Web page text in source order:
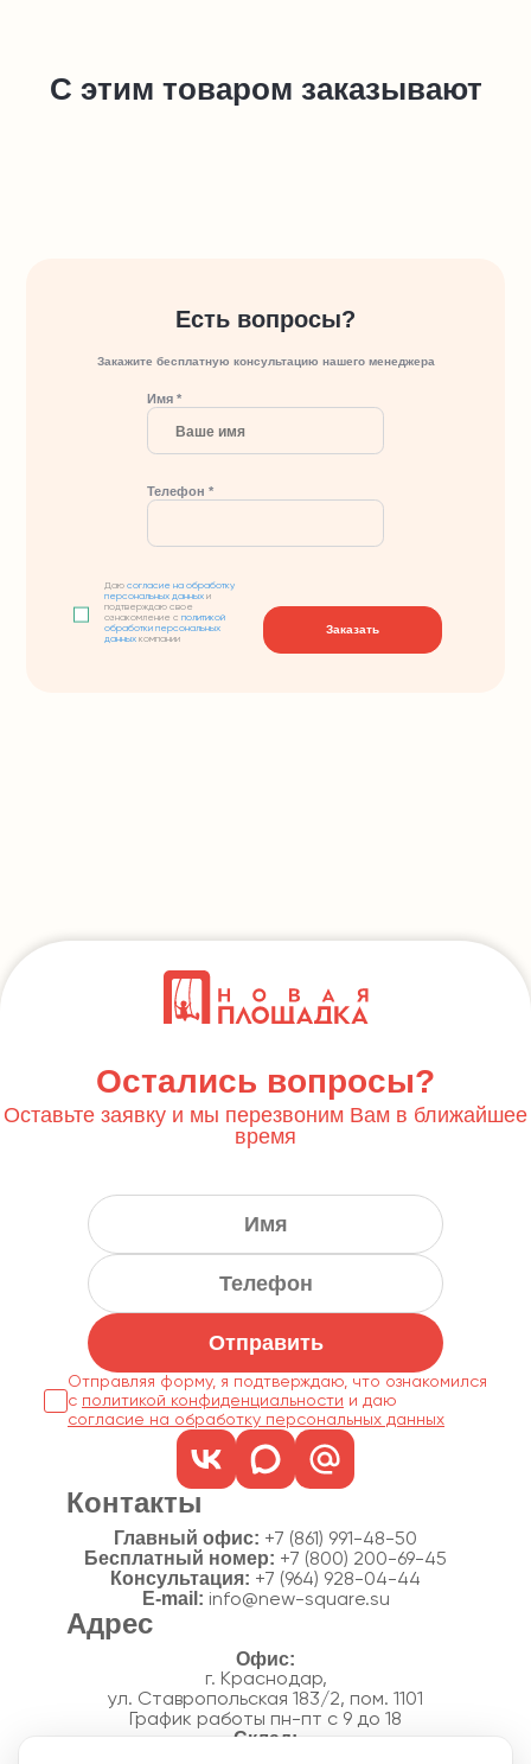
С этим товаром заказывают
Есть вопросы?
Закажите бесплатную консультацию нашего менеджера
Имя *
Телефон *
Даюсогласие на обработку
персональных данных и
подтверждаю свое
ознакомление сполитикой
обработки персональных
данных компании
Заказать
Остались вопросы?
Оставьте заявку и мы перезвоним Вам в ближайшее
время
Отправить
Отправляя форму, я подтверждаю, что ознакомился
с политикой конфиденциальности
согласие на обработку персональных данных
Контакты
Главный офис: +7 (861) 991-48-50
Бесплатный номер: +7 (800) 200-69-45
Консультация: +7 (964) 928-04-44
E-mail: info@new-square.su
Адрес
г. Краснодар,
ул. Ставропольская 183/2, пом. 1101
График работы пн-пт с 9 до 18